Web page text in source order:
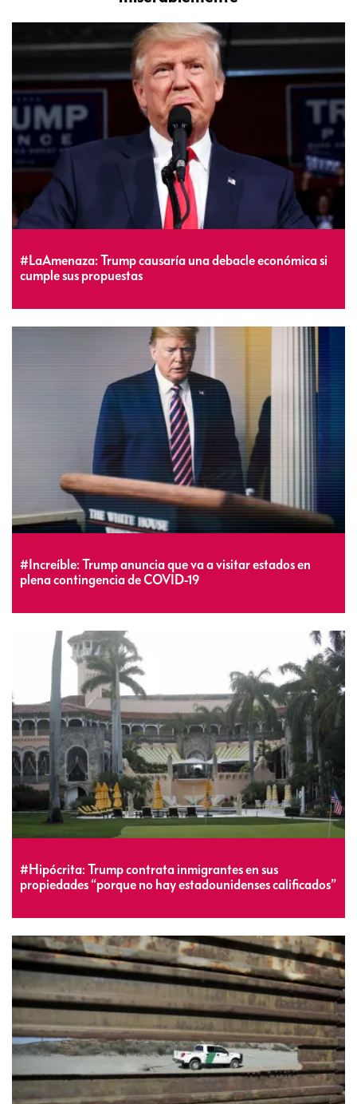
#LaAmenaza: Trump causaría una debacle económica si
cumple sus propuestas
#Increíble: Trump anuncia que va a visitar estados en
plena contingencia de COVID-19
#Hipócrita: Trump contrata inmigrantes en sus
propiedades “porque no hay estadounidenses calificados”